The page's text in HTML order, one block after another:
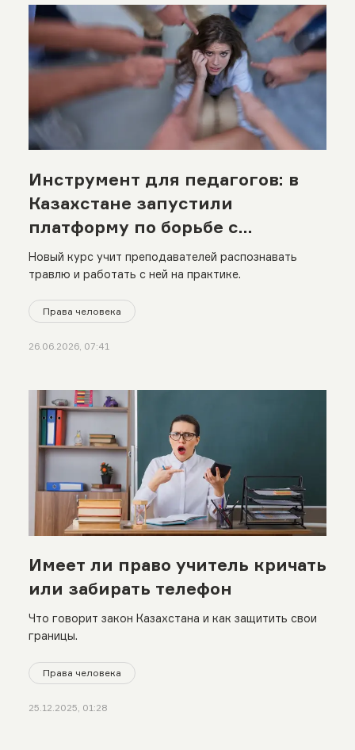
Инструмент для педагогов: в
Казахстане запустили
платформу по борьбе с
буллингом
Новый курс учит преподавателей распознавать
травлю и работать с ней на практике.
Права человека
26.06.2026, 07:41
Имеет ли право учитель кричать
или забирать телефон
Что говорит закон Казахстана и как защитить свои
границы.
Права человека
25.12.2025, 01:28